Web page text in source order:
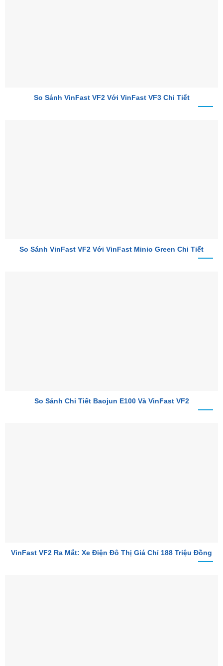
So Sánh VinFast VF2 Với VinFast VF3 Chi Tiết
So Sánh VinFast VF2 Với VinFast Minio Green Chi Tiết
So Sánh Chi Tiết Baojun E100 Và VinFast VF2
VinFast VF2 Ra Mắt: Xe Điện Đô Thị Giá Chỉ 188 Triệu Đồng